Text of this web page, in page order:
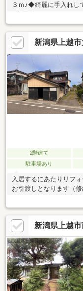
３ｍ♪◆綺麗に手入れし
広々２３帖♪◆井戸水バ
♪◆浴室換気乾燥暖房機
新潟県上越
2階建て
駐車場あり
入居するにあたりリフ
お引渡しとなります（
ません（接続は買主負担
新潟県上越